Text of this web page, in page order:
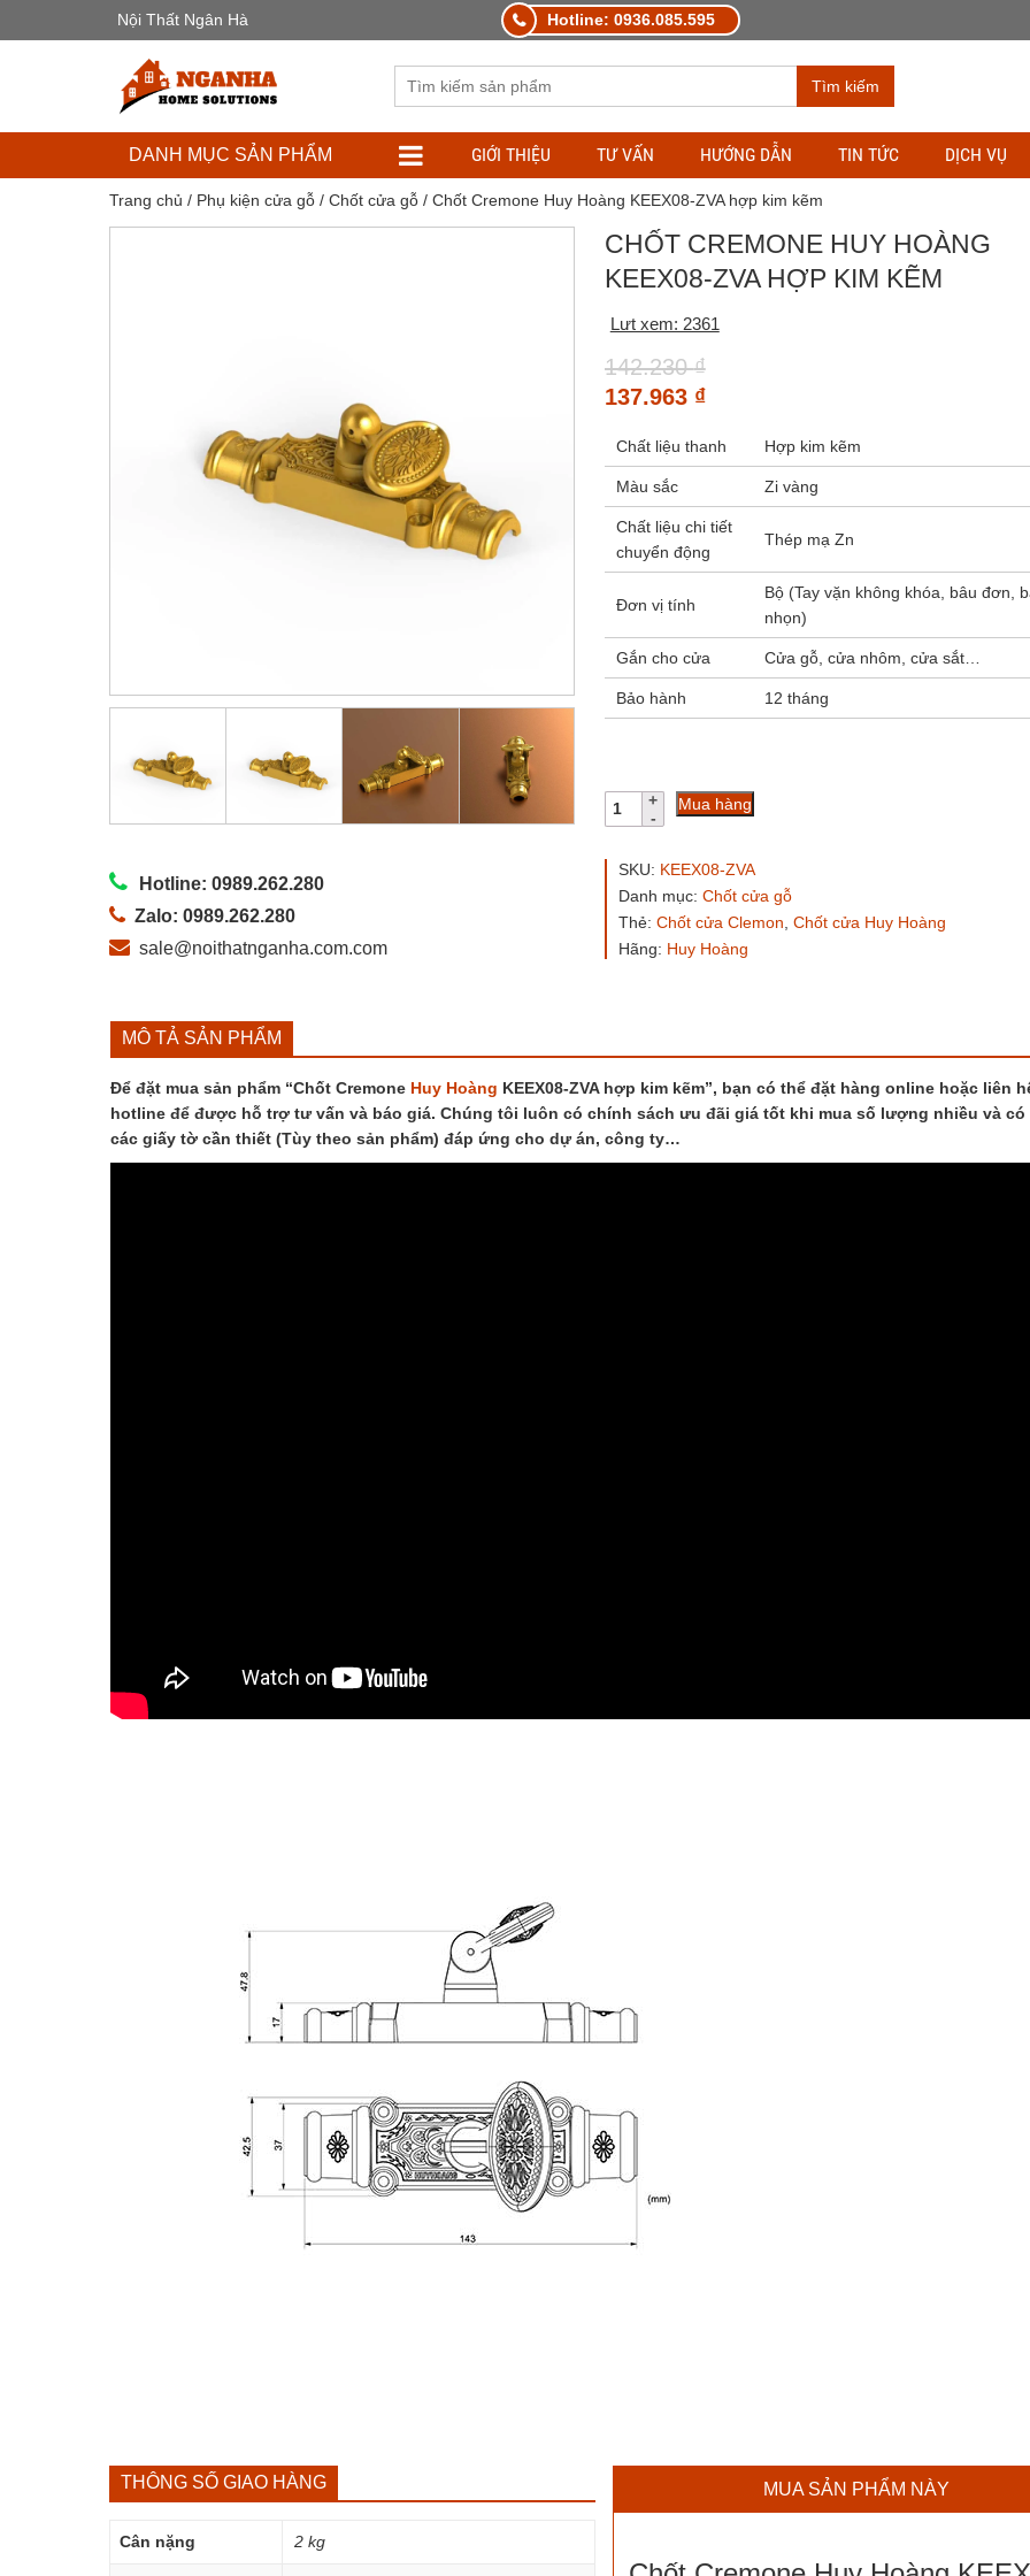
Nội Thất Ngân Hà Hotline: 0936.085.595
Tìm kiếm
DANH MỤC SẢN PHẨM GIỚI THIỆU TƯ VẤN HƯỚNG DẪN TIN TỨC DỊCH VỤ
Trang chủ / Phụ kiện cửa gỗ/ Chốt cửa gỗ/ Chốt Cremone Huy Hoàng KEEX08-ZVA hợp kim kẽm
Hotline: 0989.262.280
Zalo: 0989.262.280
sale@noithatnganha.com.com
CHỐT CREMONE HUY HOÀNG
KEEX08-ZVA HỢP KIM KẼM
Lưt xem: 2361
142.230₫
137.963 ₫
Chất liệu thanh Hợp kim kẽm
Màu sắc Zi vàng
Chất liệu chi tiết
chuyển động
Thép mạ Zn
Đơn vị tính
Bộ (Tay vặn không khóa, bâu đơn,
nhọn)
Gắn cho cửa Cửa gỗ, cửa nhôm, cửa sắt…
Bảo hành 12 tháng
Chốt
Cremone
Hoàng
ZVA
hợp
kim
Mua hàng
SKU: KEEX08-ZVA
Danh mục: Chốt cửa gỗ
Thẻ: Chốt cửa Clemon Chốt cửa Huy Hoàng
Hãng: Huy Hoàng
MÔ TẢ SẢN PHẨM
Để đặt mua sản phẩm “Chốt Cremone Huy Hoàng KEEX08-ZVA hợp kim kẽm”, bạn có thể đặt hàng online hoặc liên
hotline để được hỗ trợ tư vấn và báo giá. Chúng tôi luôn có chính sách ưu đãi giá tốt khi mua số lượng nhiều và có
các giấy tờ cần thiết (Tùy theo sản phẩm) đáp ứng cho dự án, công ty…
THÔNG SỐ GIAO HÀNG
Cân nặng 2 kg
MUA SẢN PHẨM NÀY